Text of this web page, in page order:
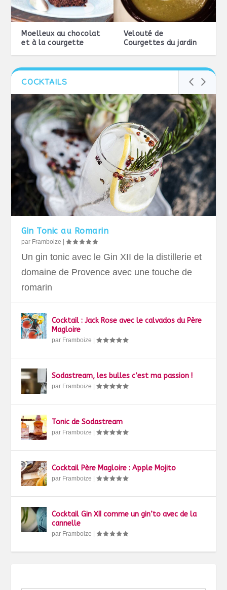
Moelleux au chocolat
et à la courgette
Velouté de
Courgettes du jardin
COCKTAILS
Gin Tonic au Romarin
par Framboize |
Un gin tonic avec le Gin XII de la distillerie et
domaine de Provence avec une touche de
romarin
Cocktail : Jack Rose avec le calvados du Père
Magloire
par Framboize |
Sodastream, les bulles c’est ma passion !
par Framboize |
Tonic de Sodastream
par Framboize |
Cocktail Père Magloire : Apple Mojito
par Framboize |
Cocktail Gin XII comme un gin’to avec de la
cannelle
par Framboize |